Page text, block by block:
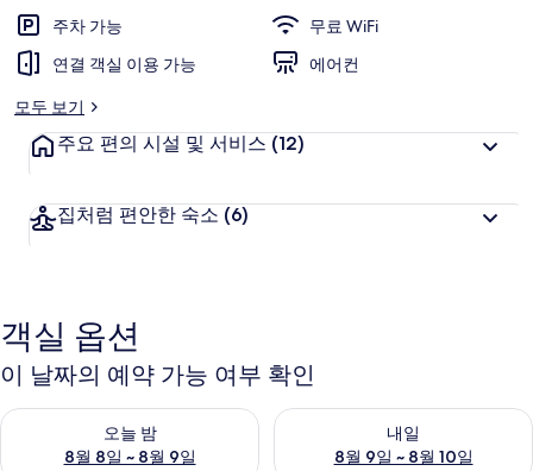
리
트
바
의
사
진
주차 가능
무료 WiFi
연결 객실 이용 가능
에어컨
모두 보기
주요 편의 시설 및 서비스 (12)
집처럼 편안한 숙소 (6)
객실 옵션
이 날짜의 예약 가능 여부 확인
오늘 밤
8월 8일 ~ 8월 9일
오늘 밤 예약 가능 여부 확인, 8월 8일 ~ 8월 9일
내일
8월 9일 ~ 8월 10일
내일 예약 가능 여부 확인, 8월